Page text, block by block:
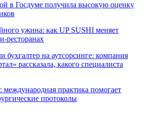
в Госдуме получила высокую оценку
ужина: как UP SUSHI меняет
ресторанах
бухгалтер на аутсорсинге: компания
рассказала, какого специалиста
практика помогает
протоколы